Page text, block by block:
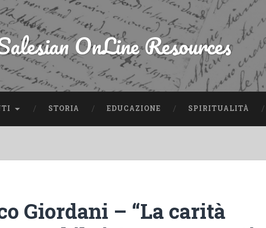
OnLine Resources
STORIA EDUCAZIONE SPIRITUALITÀ
Giordani – “La carità